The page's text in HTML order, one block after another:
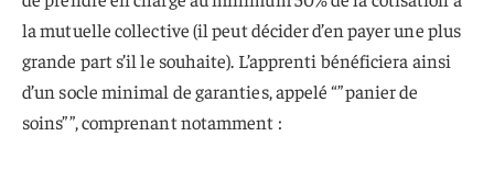
la mutuelle collective (il peut décider d’en payer une plus
grande part s’il le souhaite). L’apprenti bénéficiera ainsi
d’un socle minimal de garanties, appelé “”panier de
soins””, comprenant notamment :